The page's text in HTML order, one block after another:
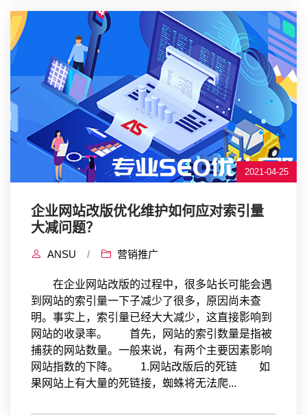
2021-04-25
企业网站改版优化维护如何应对索引量
大减问题？
ANSU / 营销推广
在企业网站改版的过程中，很多站长可能会遇
到网站的索引量一下子减少了很多，原因尚未查
明。事实上，索引量已经大大减少，这直接影响到
网站的收录率。 首先，网站的索引数量是指被
捕获的网站数量。一般来说，有两个主要因素影响
网站指数的下降。 1.网站改版后的死链 如
果网站上有大量的死链接，蜘蛛将无法爬...